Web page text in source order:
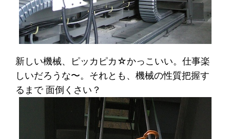
新しい機械、ピッカピカ☆かっこいい。仕事楽
しいだろうな〜。それとも、機械の性質把握す
るまで 面倒くさい？